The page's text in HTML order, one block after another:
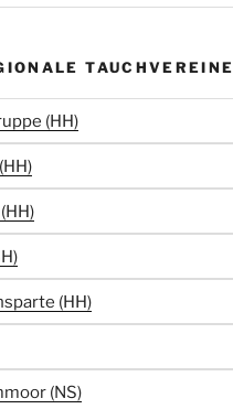
TAUCHVEREINE
(HH)
(HH)
(NS)